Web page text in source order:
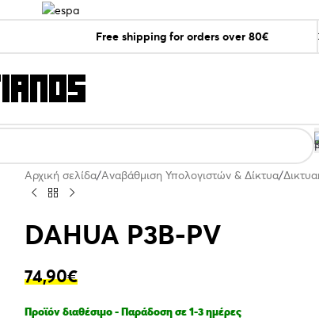
Free shipping for orders over 80€
Αρχική σελίδα Αναβάθμιση Υπολογιστών & Δίκτυα
DAHUA P3B-PV
74,90€
Προϊόν διαθέσιμο - Παράδοση σε 1-3 ημέρες